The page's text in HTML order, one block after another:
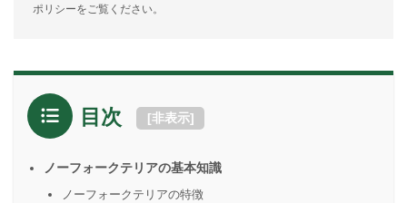
ポリシーをご覧ください。
目次 [非表示]
ノーフォークテリアの基本知識
ノーフォークテリアの特徴